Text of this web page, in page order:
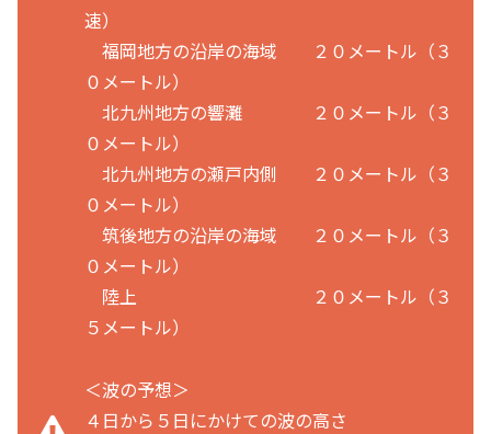
速）
福岡地方の沿岸の海域 ２０メートル（３
０メートル）
北九州地方の響灘 ２０メートル（３
０メートル）
北九州地方の瀬戸内側 ２０メートル（３
０メートル）
筑後地方の沿岸の海域 ２０メートル（３
０メートル）
陸上 ２０メートル（３
５メートル）
＜波の予想＞
４日から５日にかけての波の高さ